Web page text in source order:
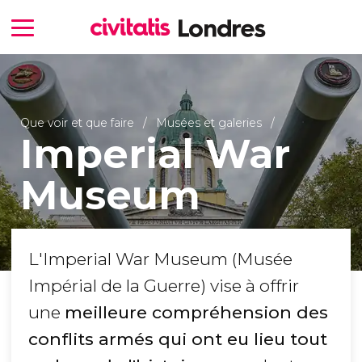
Que voir et que faire Musées et galeries
Imperial War
Museum
L'Imperial War Museum (Musée
Impérial de la Guerre) vise à offrir
une meilleure compréhension des
conflits armés qui ont eu lieu tout